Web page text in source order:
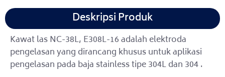
Deskripsi Produk
Kawat las NC-38L, E308L-16 adalah elektroda
pengelasan yang dirancang khusus untuk aplikasi
pengelasan pada baja stainless tipe 304L dan 304 .